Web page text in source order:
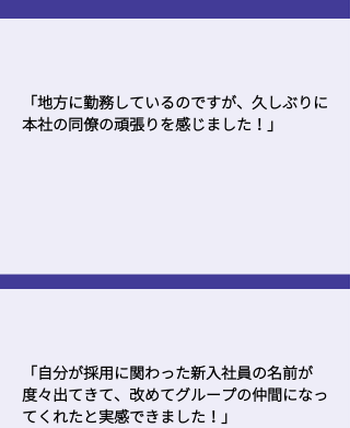
「地方に勤務しているのですが、久しぶりに
本社の同僚の頑張りを感じました！」
「自分が採用に関わった新入社員の名前が
度々出てきて、改めてグループの仲間になっ
てくれたと実感できました！」